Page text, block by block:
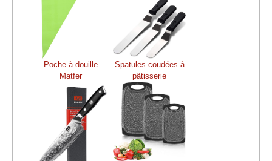
Poche à douille
Matfer
Spatules coudées à
pâtisserie